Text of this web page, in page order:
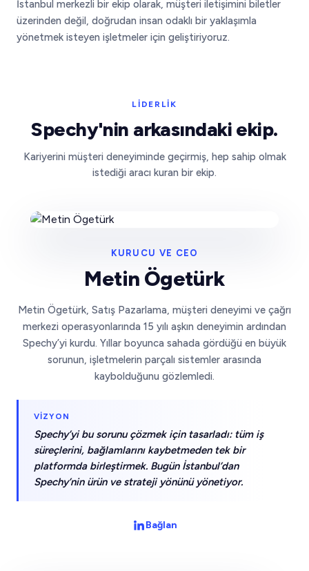
İstanbul merkezli bir ekip olarak, müşteri iletişimini biletler
üzerinden değil, doğrudan insan odaklı bir yaklaşımla
yönetmek isteyen işletmeler için geliştiriyoruz.
LIDERLIK
Spechy'nin arkasındaki ekip.
Kariyerini müşteri deneyiminde geçirmiş, hep sahip olmak
istediği aracı kuran bir ekip.
KURUCU VE CEO
Metin Ögetürk
Metin Ögetürk, Satış Pazarlama, müşteri deneyimi ve çağrı
merkezi operasyonlarında 15 yılı aşkın deneyimin ardından
Spechy’yi kurdu. Yıllar boyunca sahada gördüğü en büyük
sorunun, işletmelerin parçalı sistemler arasında
kaybolduğunu gözlemledi.
VIZYON
Spechy’yi bu sorunu çözmek için tasarladı: tüm iş
süreçlerini, bağlamlarını kaybetmeden tek bir
platformda birleştirmek. Bugün İstanbul’dan
Spechy’nin ürün ve strateji yönünü yönetiyor.
Bağlan